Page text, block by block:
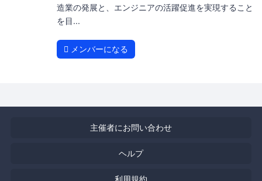
造業の発展と、エンジニアの活躍促進を実現すること
を目...
メンバーになる
主催者にお問い合わせ
ヘルプ